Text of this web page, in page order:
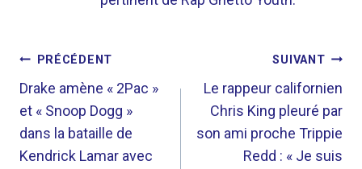
NAVIGATION
DE
L’ARTICLE
PRÉCÉDENT
Drake amène « 2Pac »
et « Snoop Dogg »
dans la bataille de
Kendrick Lamar avec
SUIVANT
Le rappeur californien
Chris King pleuré par
son ami proche Trippie
Redd : « Je suis